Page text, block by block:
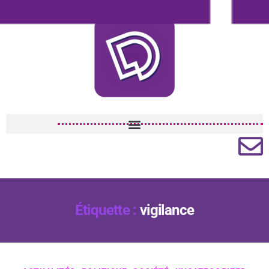
Étiquette : vigilance